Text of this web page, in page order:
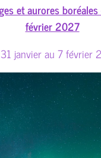
et aurores
février 2027
janvier au 7 février